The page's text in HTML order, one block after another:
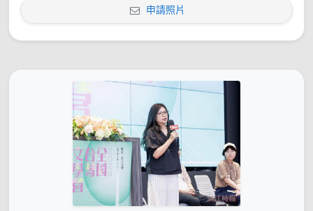
申請照片